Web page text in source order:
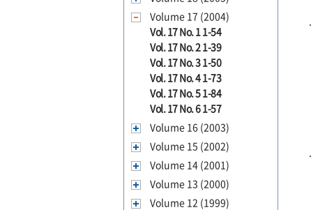
Volume 17 (2004)
Vol. 17 No. 1 1-54
Vol. 17 No. 2 1-39
Vol. 17 No. 3 1-50
Vol. 17 No. 4 1-73
Vol. 17 No. 5 1-84
Vol. 17 No. 6 1-57
Volume 16 (2003)
Volume 15 (2002)
Volume 14 (2001)
Volume 13 (2000)
Volume 12 (1999)